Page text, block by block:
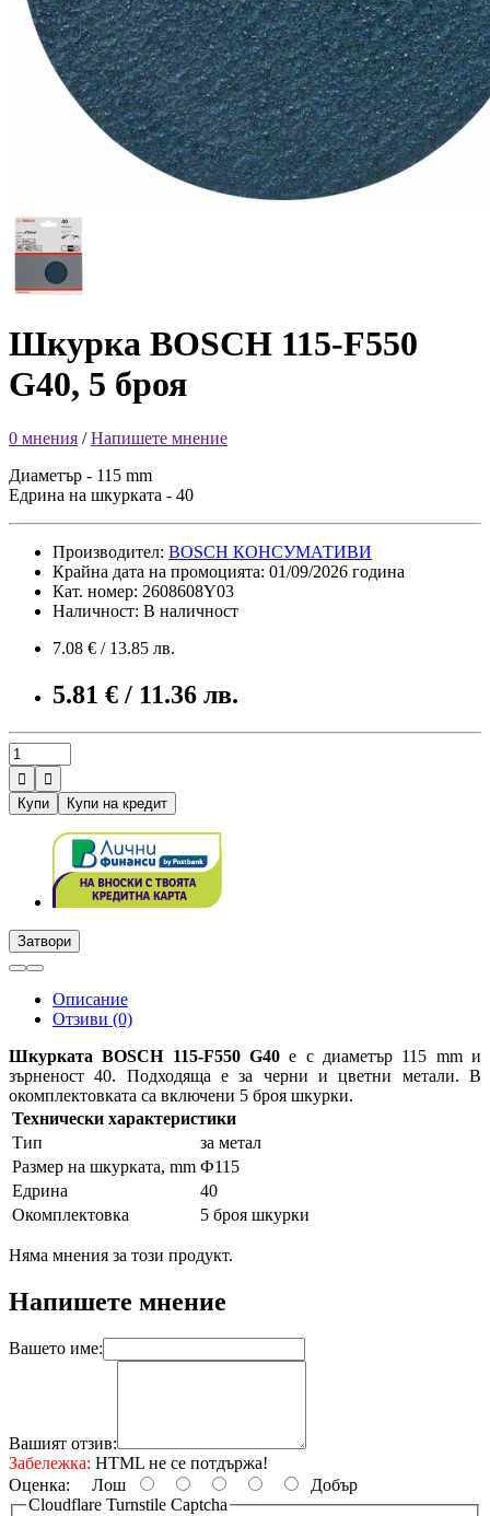
Шкурка BOSCH 115-F550
G40, 5 броя
0 мнения /Напишете мнение
Диаметър - 115 mm
Едрина на шкурката - 40
Производител: BOSCH КОНСУМАТИВИ
Крайна дата на промоцията: 01/09/2026 година
Кат. номер: 2608608Y03
Наличност: В наличност
7.08 € / 13.85 лв.
5.81 € / 11.36 лв.


Купи
Купи на кредит
Затвори
Описание
Отзиви (0)
Шкурката BOSCH 115-F550 G40 е с диаметър 115 mm и
зърненост 40. Подходяща е за черни и цветни метали. В
окомплектовката са включени 5 броя шкурки.
Технически характеристики
Тип
за метал
Размер на шкурката, mm Ф115
Едрина
40
Окомплектовка
5 броя шкурки
Няма мнения за този продукт.
Напишете мнение
Вашето име:
Вашият отзив:
Забележка: HTML не се потдържа!
Оценка: Лош
Добър
Cloudflare Turnstile Captcha